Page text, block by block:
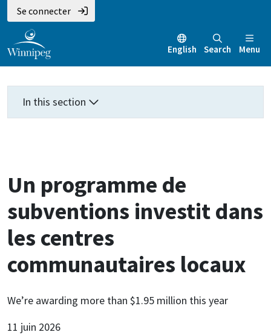
Aller
au
contenu
principal
Skip
to
main
menu
Skip
to
footer
Se connecter
English Search Menu
In this section
Un programme de
subventions investit dans
les centres
communautaires locaux
We’re awarding more than $1.95 million this year
11 juin 2026